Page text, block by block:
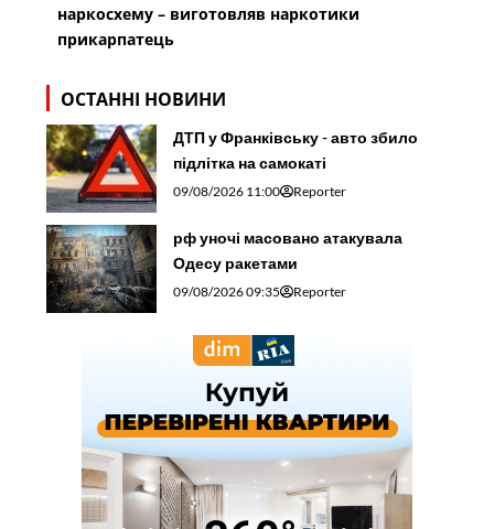
наркосхему – виготовляв наркотики
прикарпатець
ОСТАННІ НОВИНИ
ДТП у Франківську - авто збило
підлітка на самокаті
09/08/2026 11:00 Reporter
рф уночі масовано атакувала
Одесу ракетами
09/08/2026 09:35 Reporter